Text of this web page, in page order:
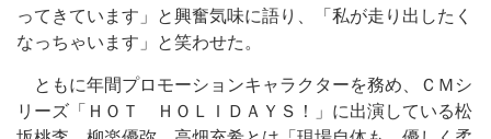
ってきています」と興奮気味に語り、「私が走り出したく
なっちゃいます」と笑わせた。
ともに年間プロモーションキャラクターを務め、ＣＭシ
リーズ「ＨＯＴ ＨＯＬＩＤＡＹＳ！」に出演している松